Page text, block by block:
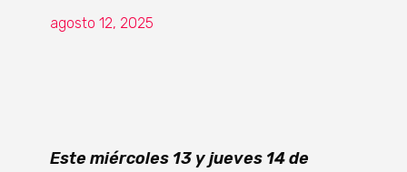
agosto 12, 2025
Este miércoles 13 y jueves 14 de